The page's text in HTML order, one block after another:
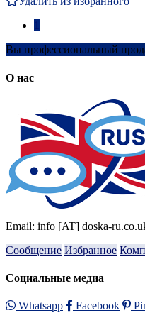
Вы профессиональный
О нас
Email: info [AT] doska-
Сообщение Избранное
Социальные медиа
Whatsapp Facebook